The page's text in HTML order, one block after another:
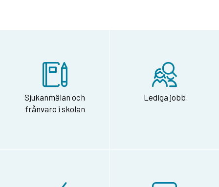
Sjukanmälan och
frånvaro i skolan
Lediga jobb